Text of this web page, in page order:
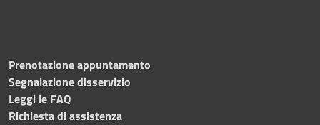
Prenotazione appuntamento
Segnalazione disservizio
Leggi le FAQ
Richiesta di assistenza